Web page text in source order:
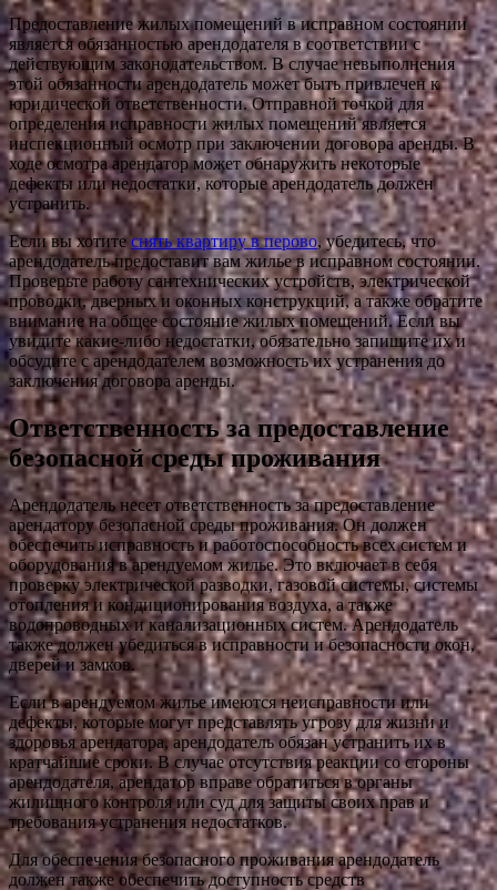
Предоставление жилых помещений в исправном состоянии
является обязанностью арендодателя в соответствии с
действующим законодательством. В случае невыполнения
этой обязанности арендодатель может быть привлечен к
юридической ответственности. Отправной точкой для
определения исправности жилых помещений является
инспекционный осмотр при заключении договора аренды. В
ходе осмотра арендатор может обнаружить некоторые
дефекты или недостатки, которые арендодатель должен
устранить.
Если вы хотитеснять квартиру в перово, убедитесь, что
арендодатель предоставит вам жилье в исправном состоянии.
Проверьте работу сантехнических устройств, электрической
проводки, дверных и оконных конструкций, а также обратите
внимание на общее состояние жилых помещений. Если вы
увидите какие-либо недостатки, обязательно запишите их и
обсудите с арендодателем возможность их устранения до
заключения договора аренды.
Ответственность за предоставление
безопасной среды проживания
Арендодатель несет ответственность за предоставление
арендатору безопасной среды проживания. Он должен
обеспечить исправность и работоспособность всех систем и
оборудования в арендуемом жилье. Это включает в себя
проверку электрической разводки, газовой системы, системы
отопления и кондиционирования воздуха, а также
водопроводных и канализационных систем. Арендодатель
также должен убедиться в исправности и безопасности окон,
дверей и замков.
Если в арендуемом жилье имеются неисправности или
дефекты, которые могут представлять угрозу для жизни и
здоровья арендатора, арендодатель обязан устранить их в
кратчайшие сроки. В случае отсутствия реакции со стороны
арендодателя, арендатор вправе обратиться в органы
жилищного контроля или суд для защиты своих прав и
требования устранения недостатков.
Для обеспечения безопасного проживания арендодатель
должен также обеспечить доступность средств